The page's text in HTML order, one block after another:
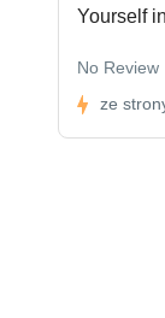
Yourself
No Review
ze